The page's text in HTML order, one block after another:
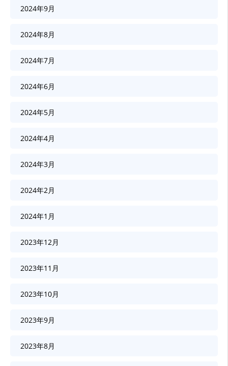
2024年9月
2024年8月
2024年7月
2024年6月
2024年5月
2024年4月
2024年3月
2024年2月
2024年1月
2023年12月
2023年11月
2023年10月
2023年9月
2023年8月